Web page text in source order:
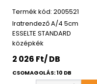
2005521
Iratrendező A/4 5cm
ESSELTE STANDARD
középkék
2 026 Ft/ DB
CSOMAGOLÁS: 10 DB